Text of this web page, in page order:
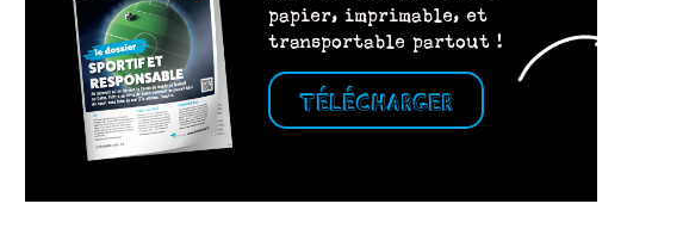
papier, imprimable, et
transportable partout !
TÉLÉCHARGER